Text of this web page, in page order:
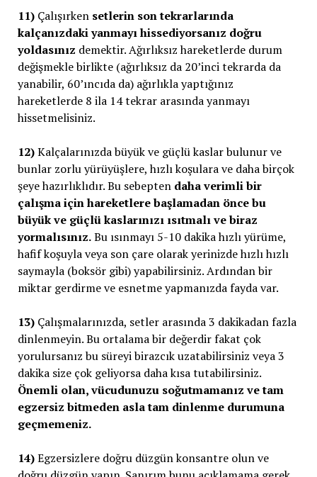
11)Çalışırken setlerin son tekrarlarında
kalçanızdaki yanmayı hissediyorsanız doğru
yoldasınız demektir. Ağırlıksız hareketlerde durum
değişmekle birlikte (ağırlıksız da 20’inci tekrarda da
yanabilir, 60’ıncıda da) ağırlıkla yaptığınız
hareketlerde 8 ila 14 tekrar arasında yanmayı
hissetmelisiniz.
12)Kalçalarınızda büyük ve güçlü kaslar bulunur ve
bunlar zorlu yürüyüşlere, hızlı koşulara ve daha birçok
şeye hazırlıklıdır. Bu sebepten daha verimli bir
çalışma için hareketlere başlamadan önce bu
büyük ve güçlü kaslarınızı ısıtmalı ve biraz
yormalısınız.Bu ısınmayı 5-10 dakika hızlı yürüme,
hafif koşuyla veya son çare olarak yerinizde hızlı hızlı
saymayla (boksör gibi) yapabilirsiniz. Ardından bir
miktar gerdirme ve esnetme yapmanızda fayda var.
13)Çalışmalarınızda, setler arasında 3 dakikadan fazla
dinlenmeyin. Bu ortalama bir değerdir fakat çok
yorulursanız bu süreyi birazcık uzatabilirsiniz veya 3
dakika size çok geliyorsa daha kısa tutabilirsiniz.
Önemli olan, vücudunuzu soğutmamanız ve tam
egzersiz bitmeden asla tam dinlenme durumuna
geçmemeniz.
14)Egzersizlere doğru düzgün konsantre olun ve